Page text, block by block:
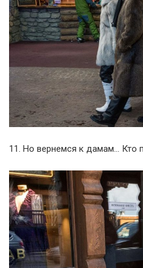
11. Но вернемся к дамам… Кто